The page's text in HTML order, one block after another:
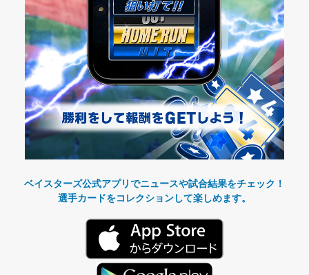
ベイスターズ公式アプリでニュースや試合結果をチェック！
選手カードをコレクションして楽しめます。